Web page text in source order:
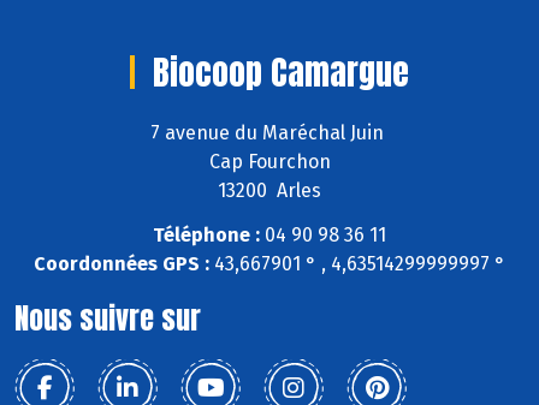
Biocoop Camargue
7 avenue du Maréchal Juin
Cap Fourchon
13200 Arles
Téléphone : 04 90 98 36 11
Coordonnées GPS : 43,667901 ° , 4,63514299999997 °
Nous suivre sur